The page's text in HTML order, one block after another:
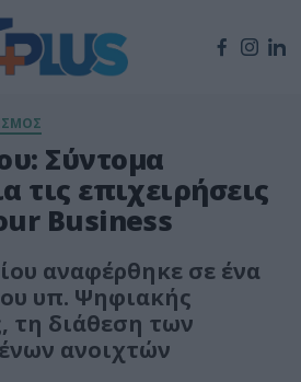
Σύντομα
τις επιχειρήσεις
Business
αναφέρθηκε σε ένα
υπ. Ψηφιακής
τη διάθεση των
ανοιχτών